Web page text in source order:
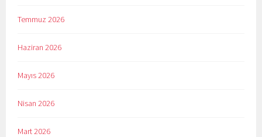
Temmuz 2026
Haziran 2026
Mayıs 2026
Nisan 2026
Mart 2026